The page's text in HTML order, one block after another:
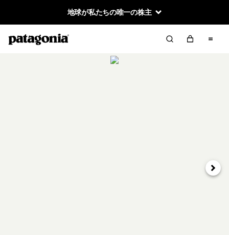
地球が私たちの唯一の株主
次へ